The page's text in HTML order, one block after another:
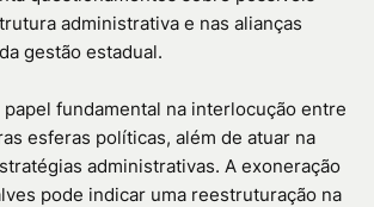
administrativa e nas alianças
gestão estadual.
papel fundamental na interlocução entre
esferas políticas, além de atuar na
administrativas. A exoneração
pode indicar uma reestruturação na